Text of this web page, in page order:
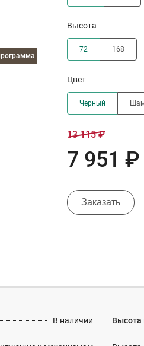
Высота
72 168
Цвет
Черный
13 115 ₽
7 951 ₽
Заказать
В наличии Высота